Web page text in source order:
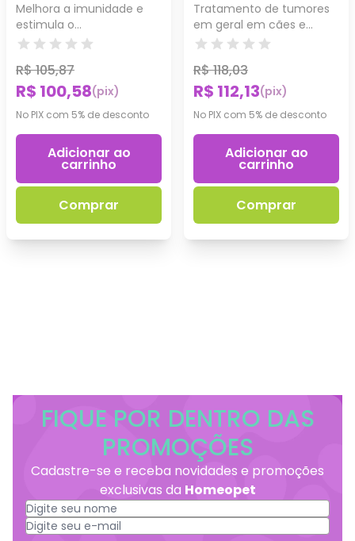
Melhora a imunidade e
estimula o
desenvolvimento.
R$ 105,87
R$ 100,58(pix)
No PIX com 5% de desconto
Adicionar ao
carrinho
Comprar
Tratamento de tumores
em geral em cães e
gatos.
R$ 118,03
R$ 112,13(pix)
No PIX com 5% de desconto
Adicionar ao
carrinho
Comprar
FIQUE POR DENTRO DAS
PROMOÇÕES
Cadastre-se e receba novidades e promoções
exclusivas da Homeopet